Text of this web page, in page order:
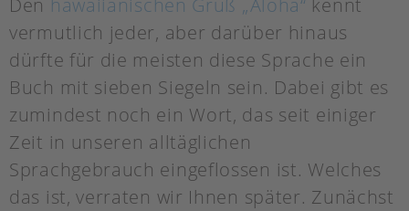
Den hawaiianischen Gruß „Aloha“ kennt
vermutlich jeder, aber darüber hinaus
dürfte für die meisten diese Sprache ein
Buch mit sieben Siegeln sein. Dabei gibt es
zumindest noch ein Wort, das seit einiger
Zeit in unseren alltäglichen
Sprachgebrauch eingeflossen ist. Welches
das ist, verraten wir Ihnen später. Zunächst